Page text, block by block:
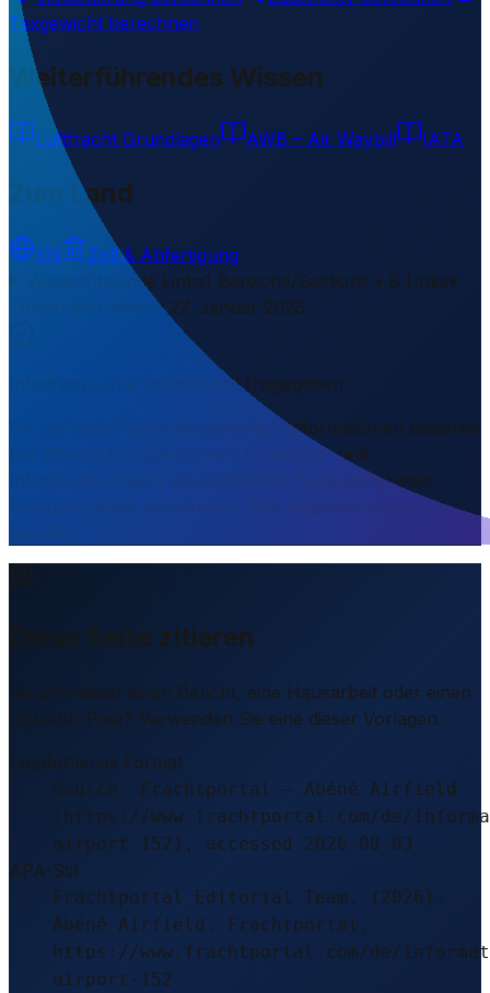
Taxgewicht berechnen
Weiterführendes Wissen
Luftfracht Grundlagen AWB – Air Waybill IATA
Zum Land
SN
Zoll & Abfertigung
Weiterführende Links1 Bereiche/Sections • 8 Links▾
Zuletzt aktualisiert: 27. Januar 2026
Inhalt geprüft & redaktionell freigegeben
Die auf dieser Seite dargestellten Informationen basieren
auf öffentlich zugänglichen Transport- und
Infrastrukturdaten. Die logistische Bedeutung eines
Diese Seite zitieren
Sie schreiben einen Bericht, eine Hausarbeit oder einen
LinkedIn-Post? Verwenden Sie eine dieser Vorlagen.
Empfohlenes Format
Source: Frachtportal – Abéné Airfield
(https://www.frachtportal.com/de/
airport-152), accessed 2026-08-03
APA-Stil
Frachtportal Editorial Team. (2026).
Abéné Airfield. Frachtportal.
https://www.frachtportal.com/de/
airport-152